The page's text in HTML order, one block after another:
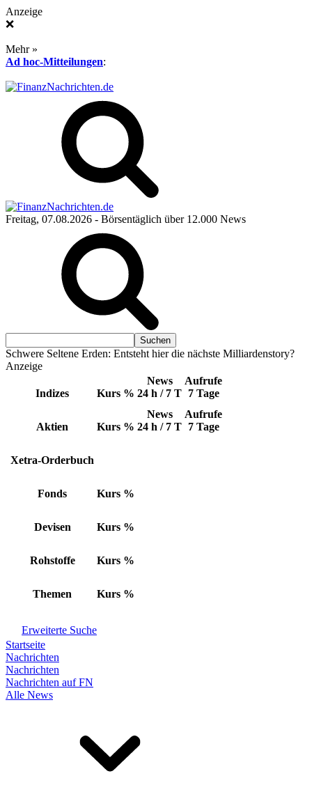
Anzeige
❌
Mehr »
Ad hoc-Mitteilungen:
Freitag, 07.08.2026 - Börsentäglich über 12.000 News
Schwere Seltene Erden: Entsteht hier die nächste Milliardenstory?
Anzeige
Indizes Kurs %
News
24 h / 7 T
Aufrufe
7 Tage
Aktien Kurs %
News
24 h / 7 T
Aufrufe
7 Tage
Xetra-Orderbuch
Fonds Kurs %
Devisen Kurs %
Rohstoffe Kurs %
Themen Kurs %
Erweiterte Suche
Startseite
Nachrichten
Nachrichten
Nachrichten auf FN
Alle News